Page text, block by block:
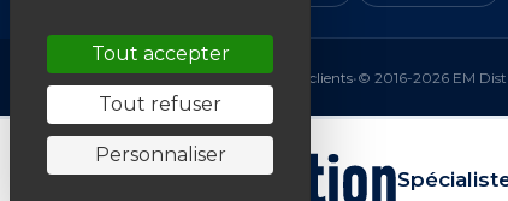
Mentions légales•CGV•Plan du site• Avis clients•© 2016-2026 EM
Tout accepter
Tout refuser
Personnaliser